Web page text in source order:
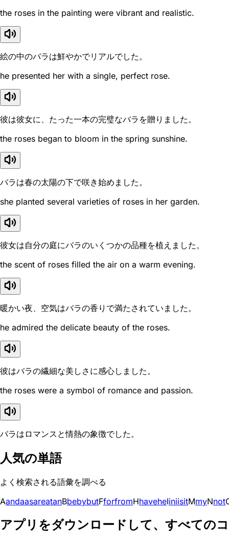
the roses in the painting were vibrant and realistic.
絵の中のバラは鮮やかでリアルでした。
he presented her with a single, perfect rose.
彼は彼女に、たった一本の完璧なバラを贈りました。
the roses began to bloom in the spring sunshine.
バラは春の太陽の下で咲き始めました。
she planted several varieties of roses in her garden.
彼女は自分の庭にバラのいくつかの品種を植えました。
the scent of roses filled the air on a warm evening.
暖かい夜、空気はバラの香りで満たされていました。
he admired the delicate beauty of the roses.
彼はバラの繊細な美しさに感心しました。
the roses were a symbol of romance and passion.
バラはロマンスと情熱の象徴でした。
人気の単語
よく検索される語彙を調べる
AandaasareatanBbebybutFforfromHhaveheIiniisitMmyNnot
アプリをダウンロードして、すべてのコ